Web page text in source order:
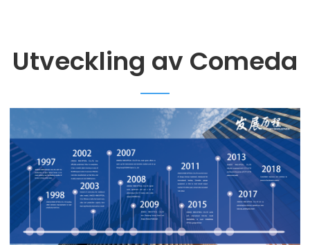
Utveckling av Comeda